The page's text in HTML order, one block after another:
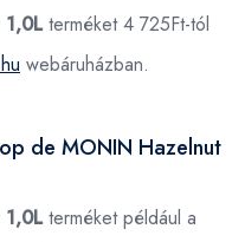
terméket 4 725Ft-tól
webáruházban.
de MONIN Hazelnut
terméket például a